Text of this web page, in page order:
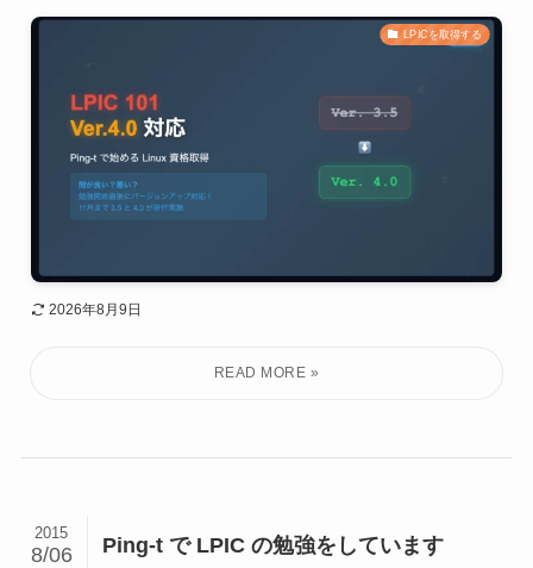
LPICを取得する
2026年8月9日
Ping-t で LPIC の勉強をしています
2015
8/06